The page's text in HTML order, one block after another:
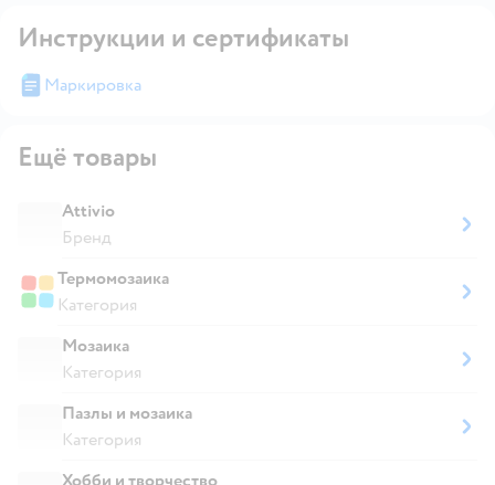
Инструкции и сертификаты
Маркировка
Ещё товары
Attivio
Бренд
Термомозаика
Категория
Мозаика
Категория
Пазлы и мозаика
Категория
Хобби и творчество